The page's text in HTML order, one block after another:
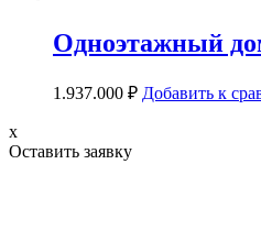
Одноэтажный
1.937.000 ₽ Добавить к
x
Оставить заявку